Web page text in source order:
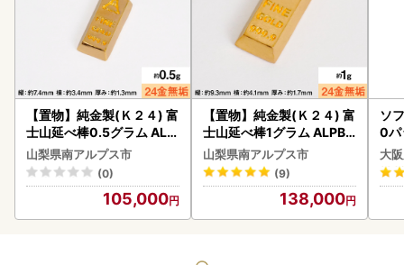
【置物】純金製(Ｋ２４) 富
士山延べ棒0.5グラム ALP
BK181
山梨県南アルプス市
(0)
105,000
【置物】純金製(Ｋ２４) 富
士山延べ棒1グラム ALPBK
180
山梨県南アルプス市
(9)
138,000
ソ
0
大